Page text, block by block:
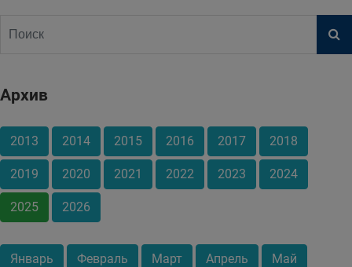
Архив
2013 2014 2015 2016 2017 2018
2019 2020 2021 2022 2023 2024
2025 2026
Январь Февраль Март Апрель Май